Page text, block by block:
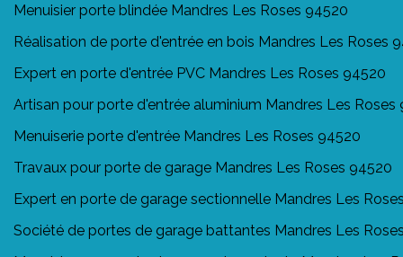
Menuisier porte blindée Mandres Les Roses 94520
Réalisation de porte d'entrée en bois Mandres Les Roses
Expert en porte d'entrée PVC Mandres Les Roses 94520
Artisan pour porte d'entrée aluminium Mandres Les Roses
Menuiserie porte d'entrée Mandres Les Roses 94520
Travaux pour porte de garage Mandres Les Roses 94520
Expert en porte de garage sectionnelle Mandres Les
Société de portes de garage battantes Mandres Les